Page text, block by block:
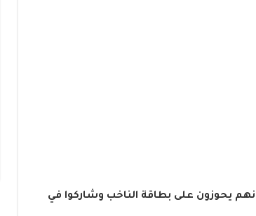
يحوزون على بطاقة الناخب وشاركوا في